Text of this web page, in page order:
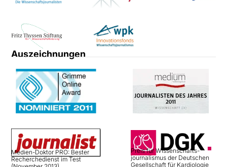
Auszeichnungen
Medien-Doktor PRO: Bester
Recherchedienst im Test
Preis für Wissenschafts­
journalismus der Deutschen
Gesellschaft für Kardiologie